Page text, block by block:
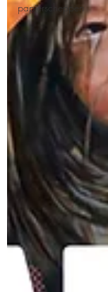
papierscheppen